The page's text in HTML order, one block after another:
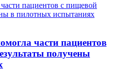
пациентов с пищевой
в пилотных испытаниях
части пациентов
получены